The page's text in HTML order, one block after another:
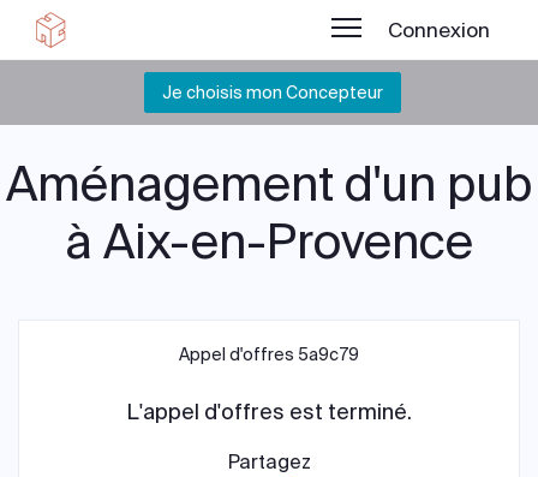
Connexion
Je choisis mon Concepteur
Aménagement d'un pub
à Aix-en-Provence
Appel d'offres 5a9c79
L'appel d'offres est terminé.
Partagez